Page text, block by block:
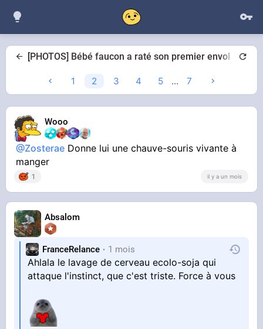
[PHOTOS] Bébé faucon a raté son premier envol
1 2 3 4 5 ... 7
Wooo
@Zosterae Donne lui une chauve-souris vivante à
manger
1 il y a un mois
Absalom
FranceRelance 1 mois
Ahlala le lavage de cerveau ecolo-soja qui
attaque l'instinct, que c'est triste. Force à vous